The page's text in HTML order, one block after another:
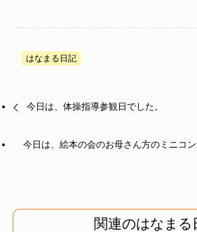
はなまる日記
今日は、体操指導参観日でした。
今日は、絵本の会のお母さん方のミニコン
関連のはなまる